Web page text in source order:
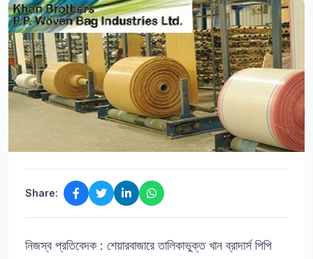
Share:
নিজস্ব প্রতিবেদক : শেয়ারবাজারে তালিকাভুক্ত খান ব্রাদার্স পিপি